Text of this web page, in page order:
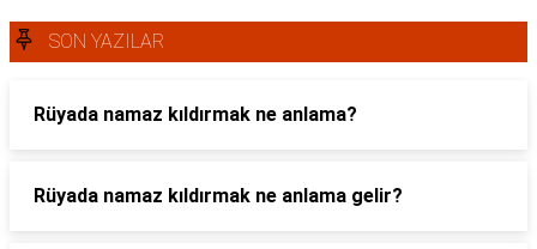
SON YAZILAR
Rüyada namaz kıldırmak ne anlama?
Rüyada namaz kıldırmak ne anlama gelir?